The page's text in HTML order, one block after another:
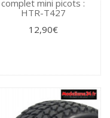
complet mini picots :
HTR-T427
12,90€